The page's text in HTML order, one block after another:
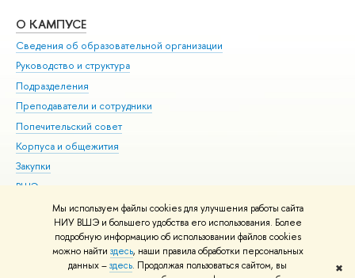
Мы используем файлы cookies для улучшения работы сайта
НИУ ВШЭ и большего удобства его использования. Более
подробную информацию об использовании файлов cookies
можно найти здесь, наши правила обработки персональных
данных –здесь. Продолжая пользоваться сайтом, вы
✖
О КАМПУСЕ
Сведения об образовательной организации
Руководство и структура
Подразделения
Преподаватели и сотрудники
Попечительский совет
Корпуса и общежития
Закупки
ВШЭ для студентов с ограниченными возможностями
здоровья и инвалидностью
Версия для слабовидящих
Единая платежная страница